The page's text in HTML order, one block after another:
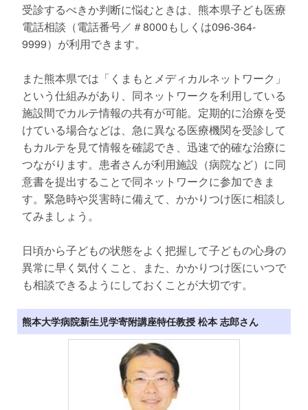
受診するべきか判断に悩むときは、熊本県子ども医療
電話相談（電話番号／＃8000もしくは096‐364‐
9999）が利用できます。
また熊本県では「くまもとメディカルネットワーク」
という仕組みがあり、同ネットワークを利用している
施設間でカルテ情報の共有が可能。定期的に治療を受
けている場合などは、急に異なる医療機関を受診して
もカルテを見て情報を確認でき、迅速で的確な治療に
つながります。患者さんが利用施設（病院など）に同
意書を提出することで同ネットワークに参加できま
す。緊急時や災害時に備えて、かかりつけ医に相談し
てみましょう。
日頃から子どもの状態をよく把握して子どもの心身の
異常に早く気付くこと、また、かかりつけ医にいつで
も相談できるようにしておくことが大切です。
熊本大学病院新生児学寄附講座特任教授 松本 志郎さん